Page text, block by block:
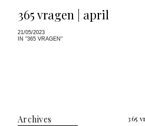
365 vragen | april
21/05/2023
IN "365 VRAGEN"
Archives
365